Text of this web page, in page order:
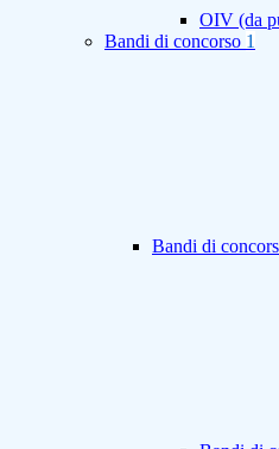
OIV (da
Bandi di concorso 1
Bandi di